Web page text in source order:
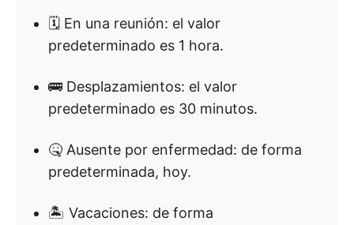
🗓 En una reunión: el valor
predeterminado es 1 hora.
🚌 Desplazamientos: el valor
predeterminado es 30 minutos.
🤒 Ausente por enfermedad: de forma
predeterminada, hoy.
🏝 Vacaciones: de forma